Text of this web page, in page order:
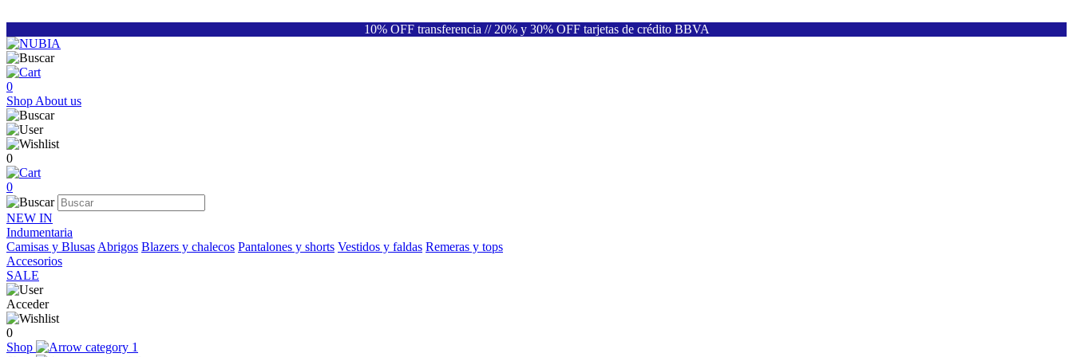
10% OFF transferencia // 20% y 30% OFF tarjetas de crédito BBVA
0
Shop About us
0
0
NEW IN
Indumentaria
Camisas y Blusas Abrigos Blazers y chalecos Pantalones y shorts Vestidos y faldas Remeras y tops
Accesorios
SALE
Acceder
0
Shop